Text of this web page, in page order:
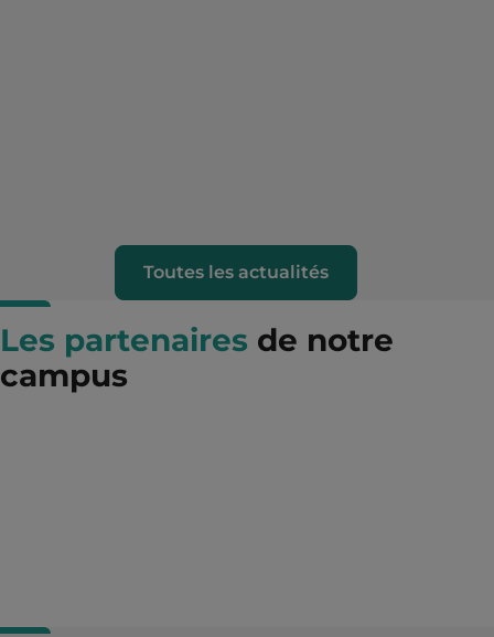
Toutes les actualités
Les partenaires de notre
campus